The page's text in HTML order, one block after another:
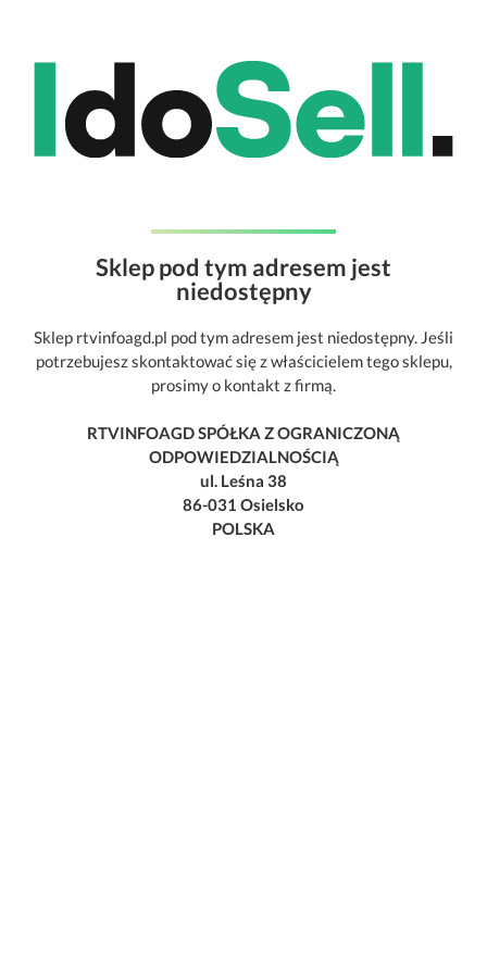
Sklep pod tym adresem jest
niedostępny
Sklep rtvinfoagd.pl pod tym adresem jest niedostępny. Jeśli
potrzebujesz skontaktować się z właścicielem tego sklepu,
prosimy o kontakt z firmą.
RTVINFOAGD SPÓŁKA Z OGRANICZONĄ
ODPOWIEDZIALNOŚCIĄ
ul. Leśna 38
86-031 Osielsko
POLSKA